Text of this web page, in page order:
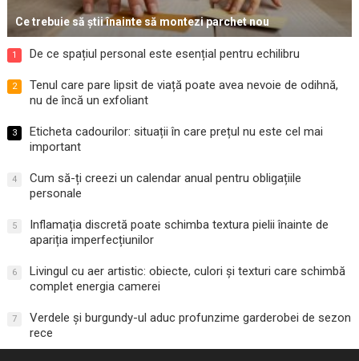
Ce trebuie să știi înainte să montezi parchet nou
1 De ce spațiul personal este esențial pentru echilibru
2
Tenul care pare lipsit de viață poate avea nevoie de odihnă,
nu de încă un exfoliant
3
Eticheta cadourilor: situații în care prețul nu este cel mai
important
4
Cum să-ți creezi un calendar anual pentru obligațiile
personale
5
Inflamația discretă poate schimba textura pielii înainte de
apariția imperfecțiunilor
6
Livingul cu aer artistic: obiecte, culori și texturi care schimbă
complet energia camerei
7
Verdele și burgundy-ul aduc profunzime garderobei de sezon
rece